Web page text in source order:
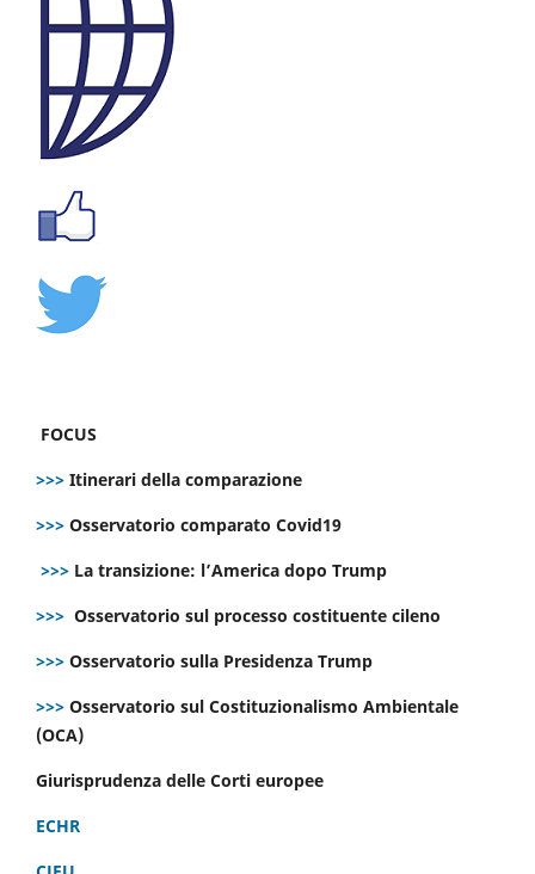
FOCUS
>>> Itinerari della comparazione
>>> Osservatorio comparato Covid19
>>> La transizione: l’America dopo Trump
>>> Osservatorio sul processo costituente cileno
>>> Osservatorio sulla Presidenza Trump
>>> Osservatorio sul Costituzionalismo Ambientale
(OCA)
Giurisprudenza delle Corti europee
ECHR